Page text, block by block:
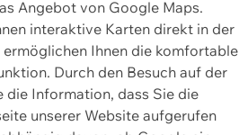
Angebot von Google Maps.
interaktive Karten direkt in der
ermöglichen Ihnen die komfortable
Durch den Besuch auf der
die Information, dass Sie die
unserer Website aufgerufen